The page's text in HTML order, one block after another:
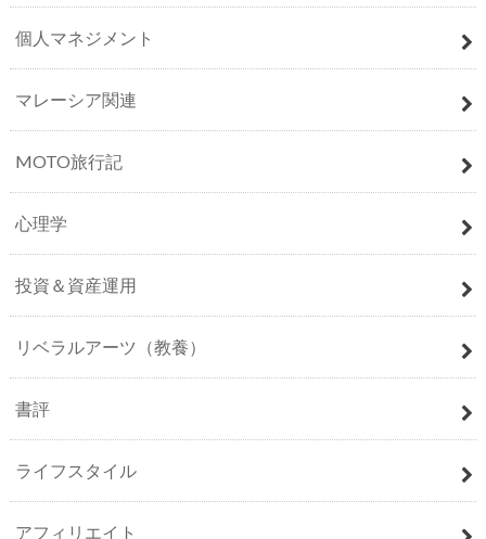
個人マネジメント
マレーシア関連
MOTO旅行記
心理学
投資＆資産運用
リベラルアーツ（教養）
書評
ライフスタイル
アフィリエイト